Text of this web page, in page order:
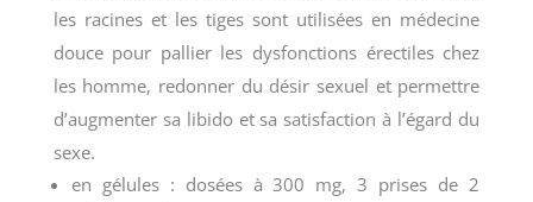
les racines et les tiges sont utilisées en médecine
douce pour pallier les dysfonctions érectiles chez
les homme, redonner du désir sexuel et permettre
d’augmenter sa libido et sa satisfaction à l’égard du
sexe.
en gélules : dosées à 300 mg, 3 prises de 2